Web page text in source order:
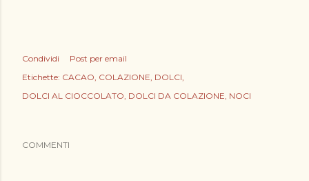
Condividi
Post per email
Etichette: CACAO COLAZIONE DOLCI
DOLCI AL CIOCCOLATO DOLCI DA COLAZIONE NOCI
COMMENTI